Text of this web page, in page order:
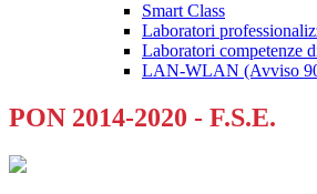
Smart Class
Laboratori
Laboratori competenze
LAN-WLAN (Avviso
PON 2014-2020 - F.S.E.